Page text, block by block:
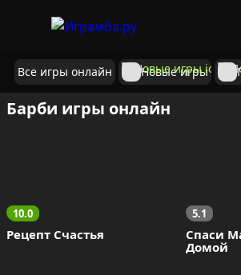
Все игры онлайн Новые игры
Барби игры онлайн
10.0
Рецепт Счастья
5.1
Спаси
Домой